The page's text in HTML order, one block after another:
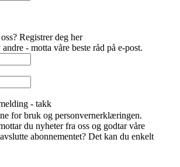
Registrer deg her
- motta våre beste råd på e-post.
- takk
for bruk og personvernerklæringen.
du nyheter fra oss og godtar våre
abonnementet? Det kan du enkelt